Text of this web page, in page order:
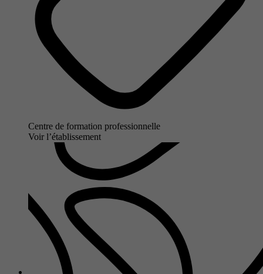
Centre de formation professionnelle
Voir l’établissement